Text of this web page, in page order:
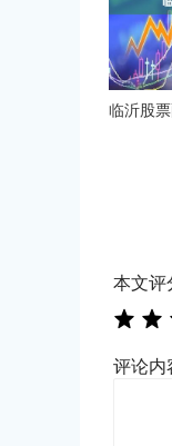
临沂股
本文评
评论内